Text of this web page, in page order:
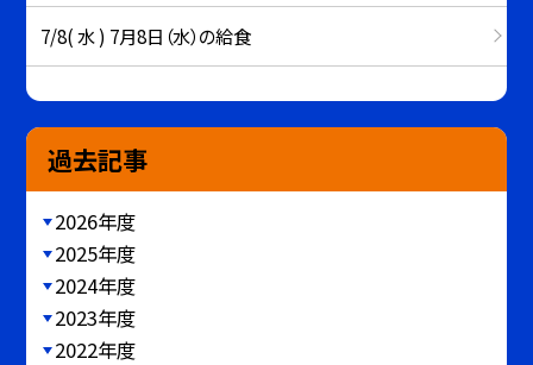
7/8( 水 ) 7月8日（水）の給食
過去記事
2026年度
2025年度
2024年度
2023年度
2022年度